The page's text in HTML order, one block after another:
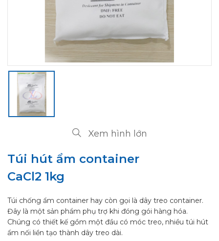
Xem hình lớn
Túi hút ẩm container
CaCl2 1kg
Túi chống ẩm container hay còn gọi là dây treo container.
Đây là một sản phẩm phụ trợ khi đóng gói hàng hóa.
Chúng có thiết kế gồm một đầu có móc treo, nhiều túi hút
ẩm nối liền tạo thành dây treo dài.